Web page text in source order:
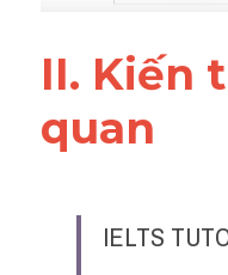
II. Kiến
quan
IELTS